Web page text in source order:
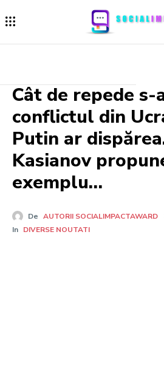
Cât de repede
conflictul din
Putin ar
Kasianov
exemplu…
De AUTORII SOCIALIMPACTAWARD
In DIVERSE NOUTATI